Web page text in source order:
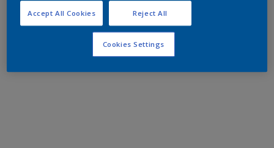
Reject All
Accept All Cookies
Cookies Settings